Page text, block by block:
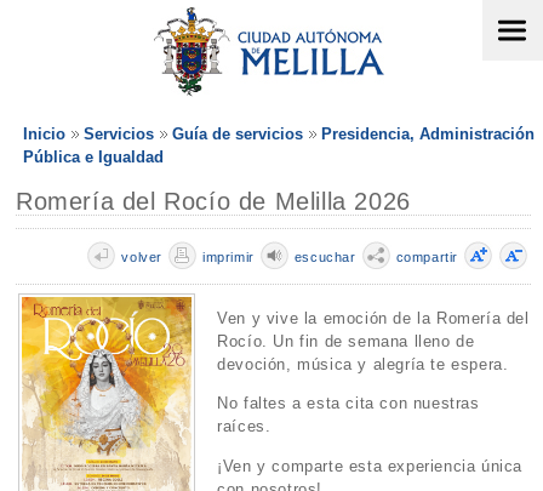
Inicio Servicios Guía de servicios
Presidencia, Administración
Pública e Igualdad
Romería del Rocío de Melilla 2026
compartir
escuchar
imprimir
volver
Ven y vive la emoción de la Romería del
Rocío. Un fin de semana lleno de
devoción, música y alegría te espera.
No faltes a esta cita con nuestras
raíces.
¡Ven y comparte esta experiencia única